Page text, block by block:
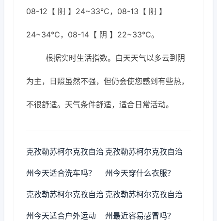
08-12【 阴 】24~33℃，08-13【 阴 】
24~34℃，08-14【 阴 】22~33℃。
根据实时生活指数。白天天气以多云到阴
为主，日照虽然不强，但仍会使您感到有些热，
不很舒适。天气条件舒适，适合日常活动。
克孜勒苏柯尔克孜自治
州今天适合洗车吗？
克孜勒苏柯尔克孜自治
州今天穿什么衣服？
克孜勒苏柯尔克孜自治
州今天适合户外运动
克孜勒苏柯尔克孜自治
州最近容易感冒吗？